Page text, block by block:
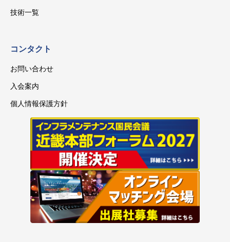
技術一覧
コンタクト
お問い合わせ
入会案内
個人情報保護方針